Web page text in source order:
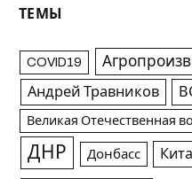
ТЕМЫ
COVID19
Андрей Травников
Великая Отечественная
ДНР Донбасс